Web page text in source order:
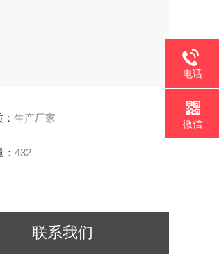
生产厂家
432
联系我们
电话
微信